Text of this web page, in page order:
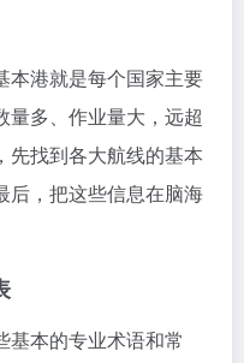
本港就是每个国家主要
量多、作业量大，远超
先找到各大航线的基本
后，把这些信息在脑海
基本的专业术语和常